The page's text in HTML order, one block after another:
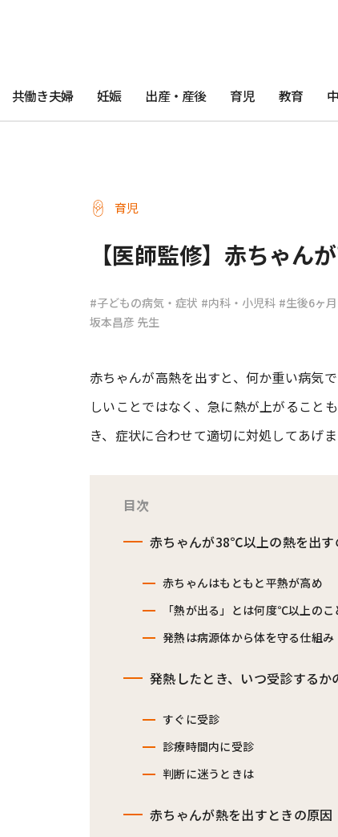
#ワンオペ育児 #コミックエッセ
#渡邊大地の令和的ワーパパ道 #
共働き夫婦 妊娠 出産・産後 育児 教育
育児
【医師監修】赤ちゃん
#子どもの病気・症状 #内科・小児科 #生後6ヶ月
坂本昌彦 先生
赤ちゃんが高熱を出すと、何か重い病気
しいことではなく、急に熱が上がること
き、症状に合わせて適切に対処してあげま
目次
赤ちゃんが38℃以上の熱を出す
赤ちゃんはもともと平熱が高め
「熱が出る」とは何度℃以上のこ
発熱は病源体から体を守る仕組み
発熱したとき、いつ受診するか
すぐに受診
診療時間内に受診
判断に迷うときは
赤ちゃんが熱を出すときの原因